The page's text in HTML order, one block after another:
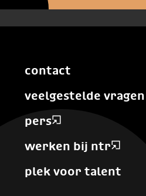
contact
veelgestelde vragen
pers
werken bij ntr
plek voor talent